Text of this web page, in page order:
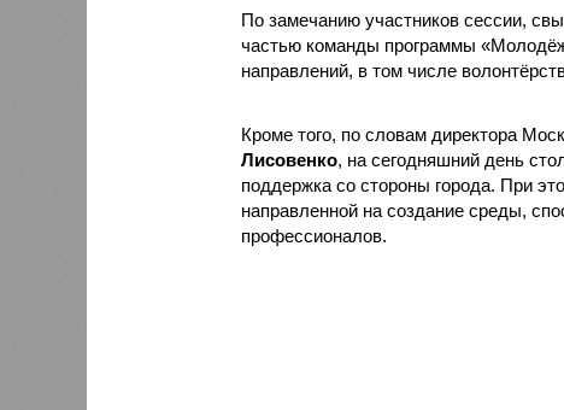
По замечанию участников сессии,
частью команды программы
направлений, в том числе
Кроме того, по словам директора
Лисовенко, на сегодняшний день
поддержка со стороны города. При
направленной на создание среды,
профессионалов.